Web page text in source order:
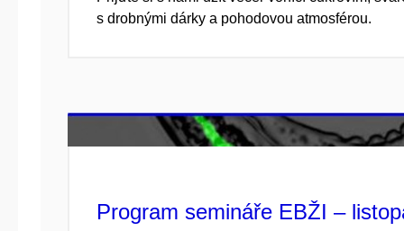
s drobnými dárky a pohodovou atmosférou.
Program semináře EBŽI –